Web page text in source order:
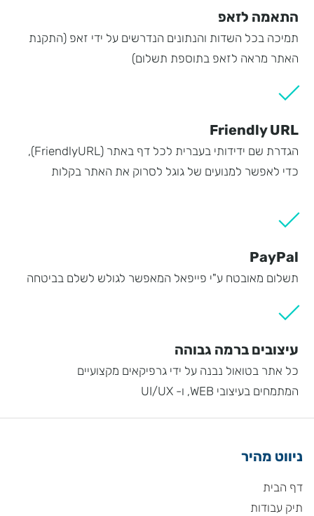
התאמה לזאפ
תמיכה בכל השדות והנתונים הנדרשים על ידי זאפ (התקנת
האתר מראה לזאפ בתוספת תשלום)
Friendly URL
הגדרת שם ידידותי בעברית לכל דף באתר (FriendlyURL),
כדי לאפשר למנועים של גוגל לסרוק את האתר בקלות
PayPal
תשלום מאובטח ע"י פייפאל המאפשר לגולש לשלם בביטחה
עיצובים ברמה גבוהה
כל אתר בטואול נבנה על ידי גרפיקאים מקצועיים
המתמחים בעיצובי WEB, ו- UI/UX
ניווט מהיר
דף הבית
תיק עבודות